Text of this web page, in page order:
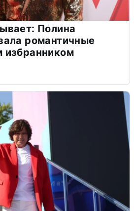
Полина
романтичные
избранником